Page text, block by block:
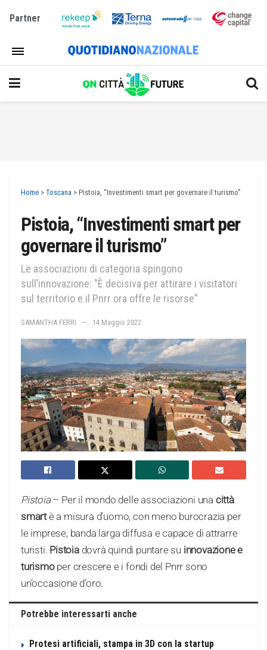
Partner
Home > Toscana > Pistoia, “Investimenti smart per governare il turismo”
Pistoia, “Investimenti smart per
governare il turismo”
Le associazioni di categoria spingono
sull’innovazione: "È decisiva per attirare i visitatori
sul territorio e il Pnrr ora offre le risorse"
SAMANTHA FERRI 14 Maggio 2022
Pistoia– Per il mondo delle associazioni una città
smartè a misura d’uomo, con meno burocrazia per
le imprese, banda larga diffusa e capace di attrarre
turisti. Pistoiadovrà quindi puntare su innovazione e
turismoper crescere e i fondi del Pnrr sono
un’occasione d’oro.
Potrebbe interessarti anche
Protesi artificiali, stampa in 3D con la startup